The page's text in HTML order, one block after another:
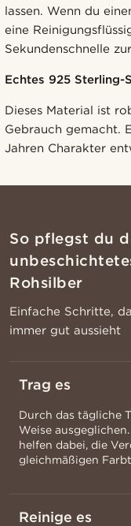
lassen. Wenn du
eine
Sekundenschnelle
Echtes 925 Sterling-
Dieses Material ist
Gebrauch gemacht.
Jahren Charakter
So pflegst du
Rohsilber
Einfache Schritte,
immer gut aussieht
Trag es
Durch das tägliche
Weise
helfen dabei, die
gleichmäßigen
Reinige es